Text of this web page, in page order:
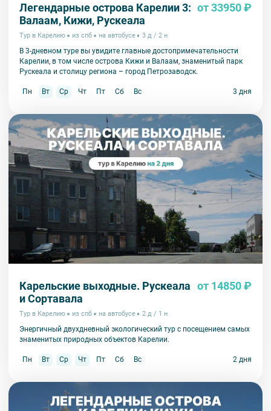
Легендарные острова Карелии 3:
Валаам, Кижи, Рускеала
от 33950 ₽
Тур в Карелию из спб на автобусе 3 д / 2 н
В 3-дневном туре вы увидите главные достопримечательности
Карелии, в том числе острова Кижи и Валаам, знаменитый парк
Рускеала и столицу региона – город Петрозаводск.
Пн Вт Ср Чт Пт Сб Вс 3 дня
Карельские выходные. Рускеала
и Сортавала
от 14850 ₽
Тур в Карелию из спб на автобусе 2 д / 1 н
Энергичный двухдневный экологический тур с посещением самых
знаменитых природных объектов Карелии.
Пн Вт Ср Чт Пт Сб Вс 2 дня